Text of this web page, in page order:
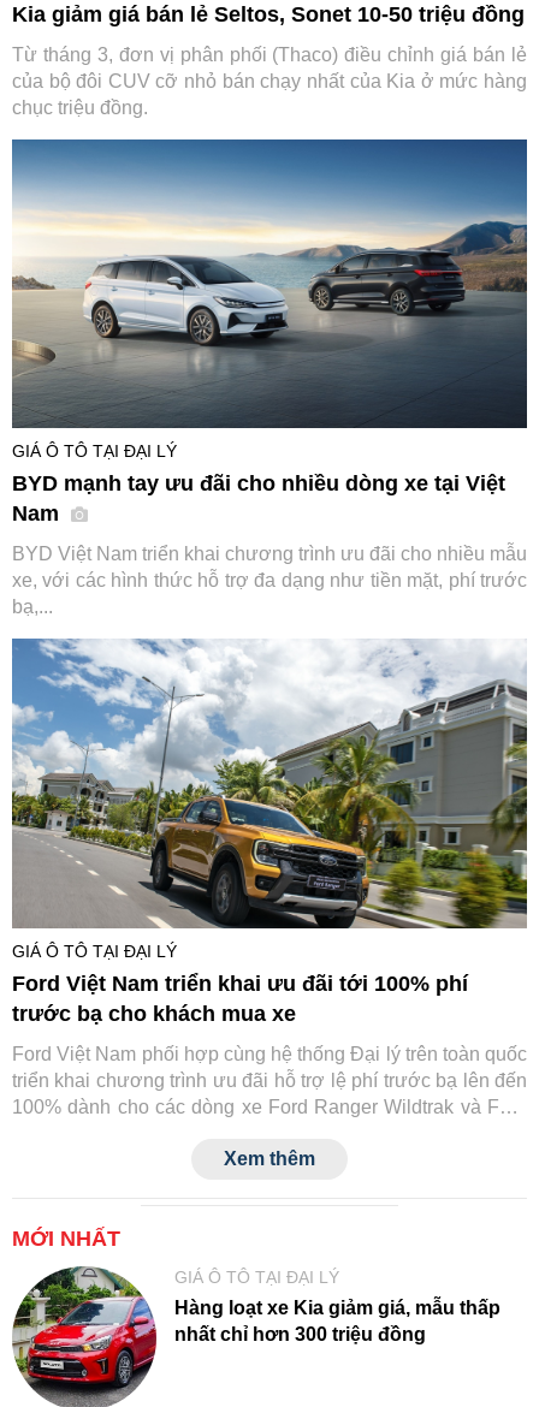
Kia giảm giá bán lẻ Seltos, Sonet 10-50 triệu đồng
Từ tháng 3, đơn vị phân phối (Thaco) điều chỉnh giá bán lẻ
của bộ đôi CUV cỡ nhỏ bán chạy nhất của Kia ở mức hàng
chục triệu đồng.
GIÁ Ô TÔ TẠI ĐẠI LÝ
BYD mạnh tay ưu đãi cho nhiều dòng xe tại Việt
Nam
BYD Việt Nam triển khai chương trình ưu đãi cho nhiều mẫu
xe, với các hình thức hỗ trợ đa dạng như tiền mặt, phí trước
bạ,...
GIÁ Ô TÔ TẠI ĐẠI LÝ
Ford Việt Nam triển khai ưu đãi tới 100% phí
trước bạ cho khách mua xe
Ford Việt Nam phối hợp cùng hệ thống Đại lý trên toàn quốc
triển khai chương trình ưu đãi hỗ trợ lệ phí trước bạ lên đến
100% dành cho các dòng xe Ford Ranger Wildtrak và Ford
Xem thêm
MỚI NHẤT
GIÁ Ô TÔ TẠI ĐẠI LÝ
Hàng loạt xe Kia giảm giá, mẫu thấp
nhất chỉ hơn 300 triệu đồng